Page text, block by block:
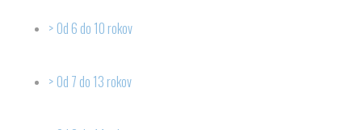
Od 6 do 10 rokov
Od 7 do 13 rokov